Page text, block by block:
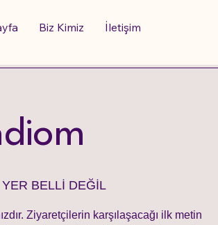
Biz Kimiz İletişim
YER BELLİ DEĞİL
Ziyaretçilerin karşılaşacağı ilk metin